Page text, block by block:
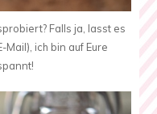
Falls ja, lasst es
ich bin auf Eure